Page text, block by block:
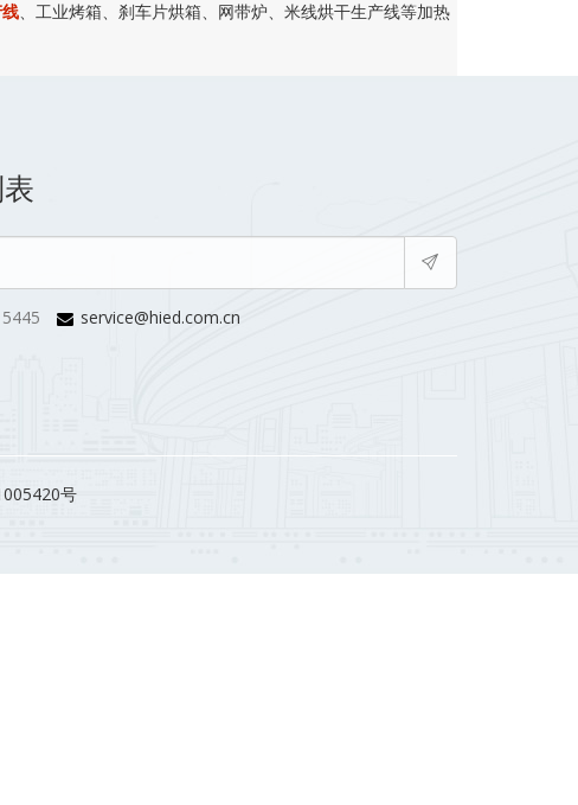
、工业烤箱、刹车片烘箱、网带炉、米线烘干生产线等加热
service@hied.com.cn
号